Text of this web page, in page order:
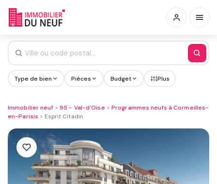
Type de bien Pièces Budget Plus
Immobilier neuf> 95 - Val-d'Oise > Programmes neufs à Cormeilles-
en-Parisis > Esprit Citadin